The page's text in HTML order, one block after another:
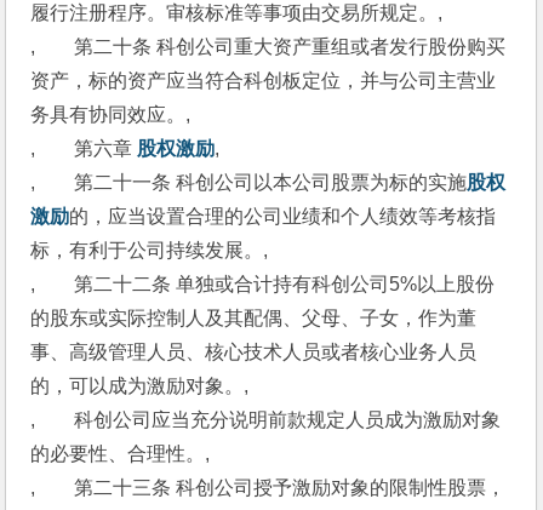
履行注册程序。审核标准等事项由交易所规定。,
,　　第二十条 科创公司重大资产重组或者发行股份购买
资产，标的资产应当符合科创板定位，并与公司主营业
务具有协同效应。,
,　　第六章 股权激励,
,　　第二十一条 科创公司以本公司股票为标的实施股权
激励的，应当设置合理的公司业绩和个人绩效等考核指
标，有利于公司持续发展。,
,　　第二十二条 单独或合计持有科创公司5%以上股份
的股东或实际控制人及其配偶、父母、子女，作为董
事、高级管理人员、核心技术人员或者核心业务人员
的，可以成为激励对象。,
,　　科创公司应当充分说明前款规定人员成为激励对象
的必要性、合理性。,
,　　第二十三条 科创公司授予激励对象的限制性股票，